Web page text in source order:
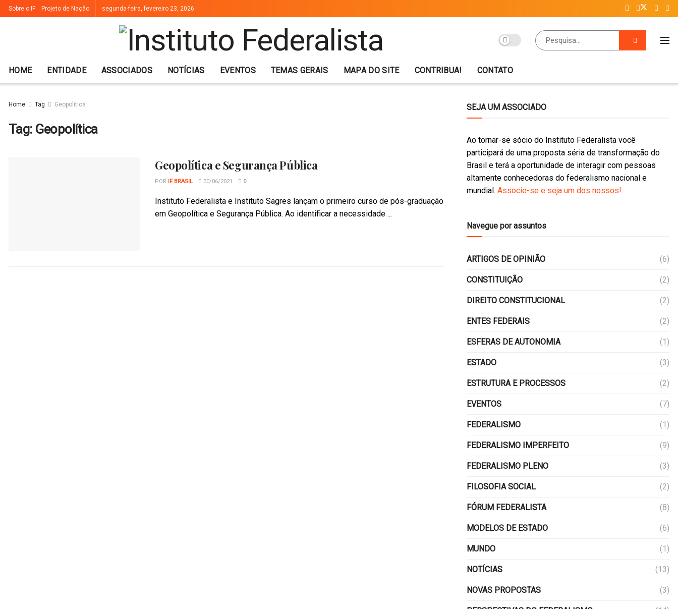
Sobre o IF Projeto de Nação segunda-feira, fevereiro 23, 2026
HOME ENTIDADE ASSOCIADOS NOTÍCIAS EVENTOS TEMAS GERAIS MAPA DO SITE CONTRIBUA! CONTATO
Home Tag Geopolítica
Tag: Geopolítica
Geopolítica e Segurança Pública
POR IF BRASIL 30/06/2021 0
Instituto Federalista e Instituto Sagres lançam o primeiro curso de pós-graduação
em Geopolítica e Segurança Pública. Ao identificar a necessidade ...
SEJA UM ASSOCIADO
Ao tornar-se sócio do Instituto Federalista você
participará de uma proposta séria de transformação do
Brasil e terá a oportunidade de interagir com pessoas
altamente conhecedoras do federalismo nacional e
mundial.Associe-se e seja um dos nossos!
Navegue por assuntos
ARTIGOS DE OPINIÃO (6)
CONSTITUIÇÃO (2)
DIREITO CONSTITUCIONAL (2)
ENTES FEDERAIS (2)
ESFERAS DE AUTONOMIA (1)
ESTADO (3)
ESTRUTURA E PROCESSOS (2)
EVENTOS (7)
FEDERALISMO (1)
FEDERALISMO IMPERFEITO (9)
FEDERALISMO PLENO (3)
FILOSOFIA SOCIAL (2)
FÓRUM FEDERALISTA (8)
MODELOS DE ESTADO (6)
MUNDO (1)
NOTÍCIAS (13)
NOVAS PROPOSTAS (3)